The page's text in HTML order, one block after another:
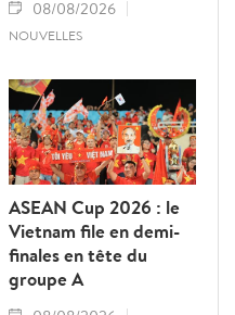
08/08/2026
NOUVELLES
ASEAN Cup 2026 : le
Vietnam file en demi-
finales en tête du
groupe A